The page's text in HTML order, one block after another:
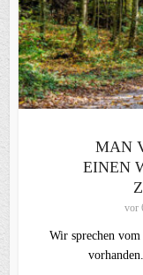
MAN
EINEN
vor
Wir sprechen